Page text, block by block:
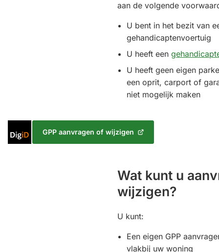
aan de volgende
U bent in het bezit van
gehandicaptenvoertuig
U heeft een
U heeft geen eigen
een oprit, carport of
niet mogelijk maken
met
GPP aanvragen of wijzigen
(Verwijst
Wat kunt u
wijzigen?
U kunt:
Een eigen GPP
vlakbij uw woning